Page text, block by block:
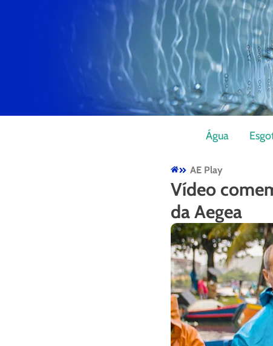
Água
AE Play
Vídeo
da Aegea